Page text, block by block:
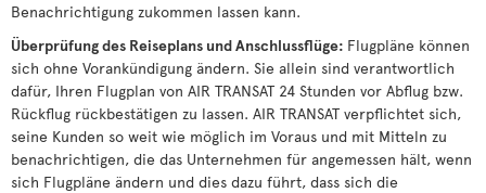
Benachrichtigung zukommen lassen kann.
Überprüfung des Reiseplans und Anschlussflüge: Flugpläne können
sich ohne Vorankündigung ändern. Sie allein sind verantwortlich
dafür, Ihren Flugplan von AIR TRANSAT 24 Stunden vor Abflug bzw.
Rückflug rückbestätigen zu lassen. AIR TRANSAT verpflichtet sich,
seine Kunden so weit wie möglich im Voraus und mit Mitteln zu
benachrichtigen, die das Unternehmen für angemessen hält, wenn
sich Flugpläne ändern und dies dazu führt, dass sich die